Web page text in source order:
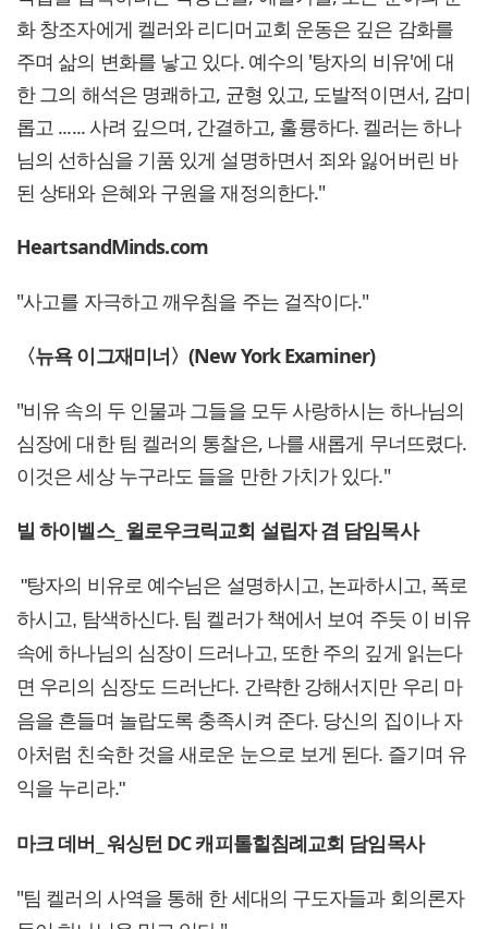
화 창조자에게 켈러와 리디머교회 운동은 깊은 감화를
주며 삶의 변화를 낳고 있다. 예수의 '탕자의 비유'에 대
한 그의 해석은 명쾌하고, 균형 있고, 도발적이면서, 감미
롭고 ...... 사려 깊으며, 간결하고, 훌륭하다. 켈러는 하나
님의 선하심을 기품 있게 설명하면서 죄와 잃어버린 바
된 상태와 은혜와 구원을 재정의한다."
HeartsandMinds.com
"사고를 자극하고 깨우침을 주는 걸작이다."
〈뉴욕 이그재미너〉(New York Examiner)
"비유 속의 두 인물과 그들을 모두 사랑하시는 하나님의
심장에 대한 팀 켈러의 통찰은, 나를 새롭게 무너뜨렸다.
이것은 세상 누구라도 들을 만한 가치가 있다."
빌 하이벨스_ 윌로우크릭교회 설립자 겸 담임목사
"탕자의 비유로 예수님은 설명하시고, 논파하시고, 폭로
하시고, 탐색하신다. 팀 켈러가 책에서 보여 주듯 이 비유
속에 하나님의 심장이 드러나고, 또한 주의 깊게 읽는다
면 우리의 심장도 드러난다. 간략한 강해서지만 우리 마
음을 흔들며 놀랍도록 충족시켜 준다. 당신의 집이나 자
아처럼 친숙한 것을 새로운 눈으로 보게 된다. 즐기며 유
익을 누리라."
마크 데버_ 워싱턴 DC 캐피톨힐침례교회 담임목사
"팀 켈러의 사역을 통해 한 세대의 구도자들과 회의론자